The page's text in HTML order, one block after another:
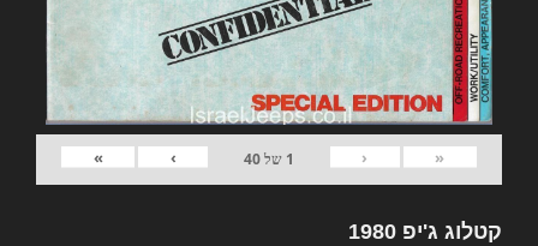
«
‹
1 של40
›
»
קטלוג ג'יפ 1980